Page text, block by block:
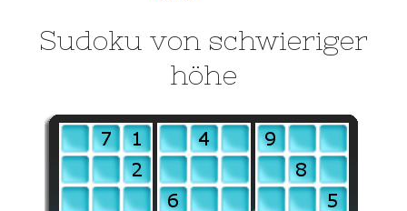
Sudoku von schwieriger
höhe